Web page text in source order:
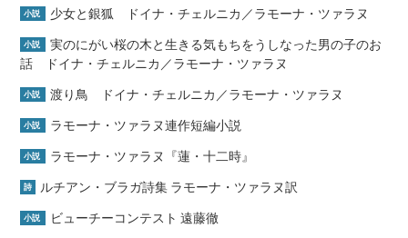
小説 少女と銀狐 ドイナ・チェルニカ／ラモーナ・ツァラヌ
小説
実のにがい桜の木と生きる気もちをうしなった男の子のお
話 ドイナ・チェルニカ／ラモーナ・ツァラヌ
小説 渡り鳥 ドイナ・チェルニカ／ラモーナ・ツァラヌ
小説 ラモーナ・ツァラヌ連作短編小説
小説 ラモーナ・ツァラヌ『蓮・十二時』
詩 ルチアン・ブラガ詩集 ラモーナ・ツァラヌ訳
小説 ビューチーコンテスト 遠藤徹